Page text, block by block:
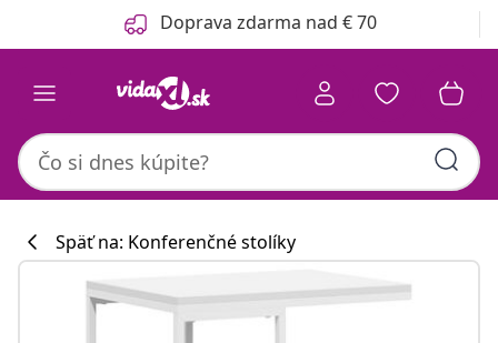
Predchádzajúce Doprava zdarma nad € 70
Späť na: Konferenčné stolíky